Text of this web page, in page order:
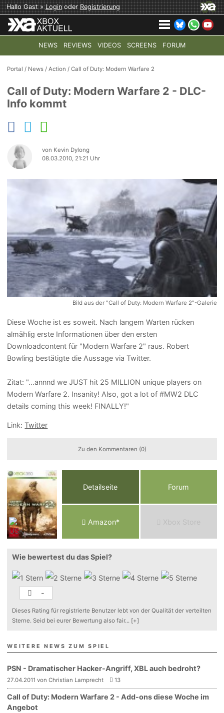
Hallo Gast »LoginoderRegistrierung
NEWS REVIEWS VIDEOS SCREENS FORUM
TOP-THEMEN: COD: MODERN WARFARE 4 HALO:
Portal / News /Action /Call of Duty: Modern Warfare 2
Call of Duty: Modern Warfare 2 - DLC-
Info kommt
von Kevin Dylong
08.03.2010, 21:21 Uhr
Bild aus der "Call of Duty: Modern Warfare 2"-Galerie
Diese Woche ist es soweit. Nach langem Warten rücken
almählig erste Informationen über den ersten
Downloadcontent für "Modern Warfare 2" raus. Robert
Bowling bestätigte die Aussage via Twitter.
Zitat: "...annnd we JUST hit 25 MILLION unique players on
Modern Warfare 2. Insanity! Also, got a lot of #MW2 DLC
details coming this week! FINALLY!"
Link:Twitter
Zu den Kommentaren (0)
Detailseite Forum
Amazon* Xbox Store
Wie bewertest du das Spiel?
-
Dieses Rating für registrierte Benutzer lebt von der Qualität der verteilten
Sterne. Seid bei eurer Bewertung also fair... [+]
WEITERE NEWS ZUM SPIEL
PSN - Dramatischer Hacker-Angriff, XBL auch bedroht?
27.04.2011 von Christian Lamprecht 13
Call of Duty: Modern Warfare 2 - Add-ons diese Woche im
Angebot